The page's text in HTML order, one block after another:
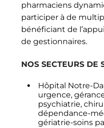
pharmaciens
participer à de
bénéficiant de
de gestionnaires.
NOS SECTEURS DE
Hôpital Notre-
urgence,
psychiatrie,
dépendance-
gériatrie-soins